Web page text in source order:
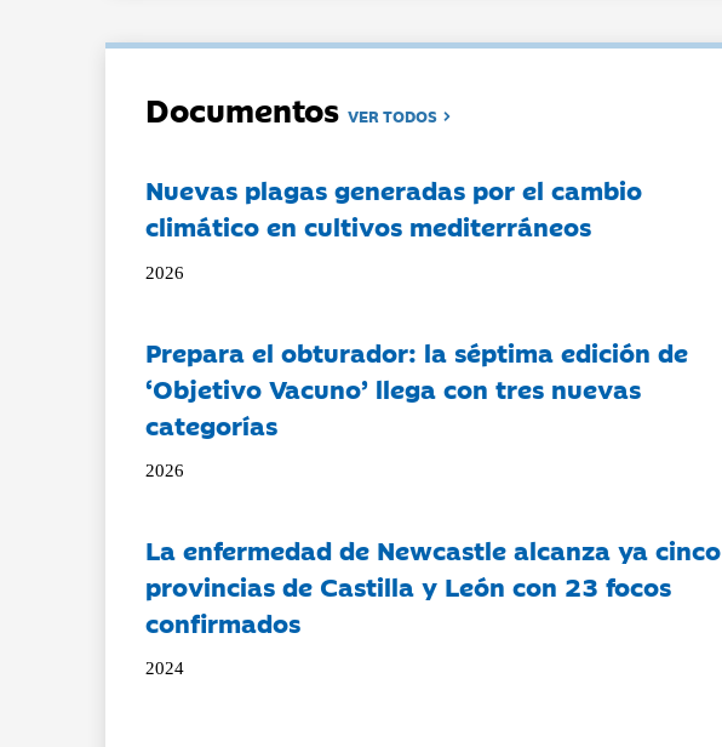
DocumentosVER TODOS
Nuevas plagas generadas por el cambio
climático en cultivos mediterráneos
2026
Prepara el obturador: la séptima edición de
‘Objetivo Vacuno’ llega con tres nuevas
categorías
2026
La enfermedad de Newcastle alcanza ya cinco
provincias de Castilla y León con 23 focos
confirmados
2024